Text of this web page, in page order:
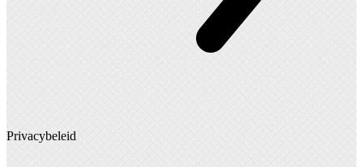
Privacybeleid